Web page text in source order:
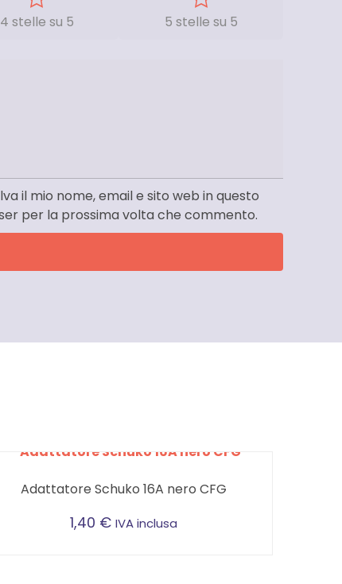
4 stelle su 5 5 stelle su 5
il mio nome, email e sito web in questo
per la prossima volta che commento.
Adattatore Schuko 16A nero CFG
1,40 € IVA inclusa